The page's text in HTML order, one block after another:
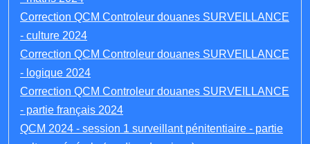
Correction QCM Controleur douanes SURVEILLANCE
- culture 2024
Correction QCM Controleur douanes SURVEILLANCE
- logique 2024
Correction QCM Controleur douanes SURVEILLANCE
- partie français 2024
QCM 2024 - session 1 surveillant pénitentiaire - partie